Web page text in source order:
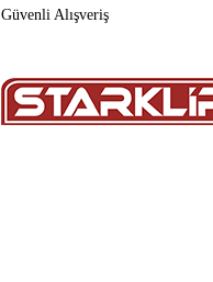
Güvenli Alışveriş